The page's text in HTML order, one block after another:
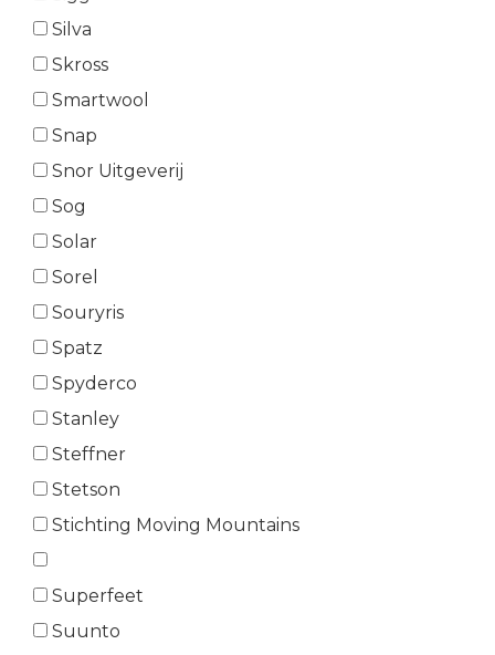
Silva
Skross
Smartwool
Snap
Snor Uitgeverij
Sog
Solar
Sorel
Souryris
Spatz
Spyderco
Stanley
Steffner
Stetson
Stichting Moving Mountains
Superfeet
Suunto